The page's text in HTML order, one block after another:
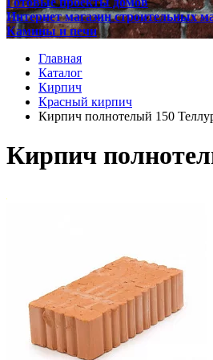
Интернет магазин строительных
Камины и печи
Главная
Каталог
Кирпич
Красный кирпич
Кирпич полнотелый 150
Кирпич